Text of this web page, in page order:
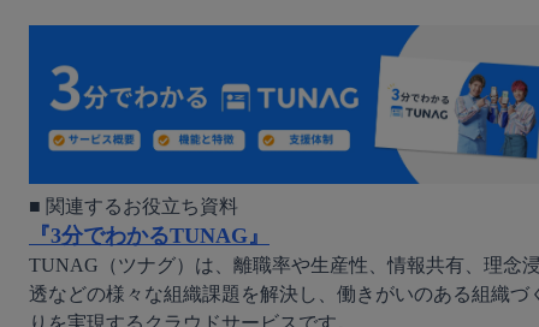
『3分でわかるTUNAG』
TUNAG（ツナグ）は、離職率や生産性、情報共有、理念
透などの様々な組織課題を解決し、働きがいのある組織づ
りを実現するクラウドサービスです。